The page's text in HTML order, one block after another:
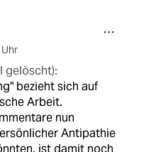
gelöscht):
bezieht sich auf
Arbeit.
nun
Antipathie
ist damit noch